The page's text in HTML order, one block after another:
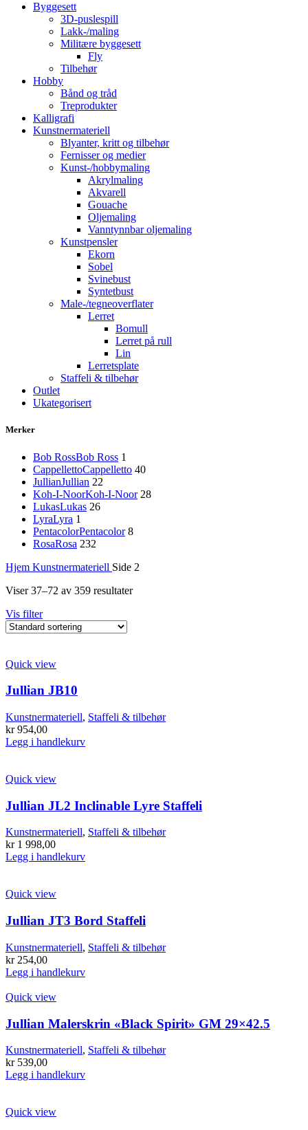
Byggesett
3D-puslespill
Lakk-/maling
Militære byggesett
Fly
Tilbehør
Hobby
Bånd og tråd
Treprodukter
Kalligrafi
Kunstnermateriell
Blyanter, kritt og tilbehør
Fernisser og medier
Kunst-/hobbymaling
Akrylmaling
Akvarell
Gouache
Oljemaling
Vanntynnbar oljemaling
Kunstpensler
Ekorn
Sobel
Svinebust
Syntetbust
Male-/tegneoverflater
Lerret
Bomull
Lerret på rull
Lin
Lerretsplate
Staffeli & tilbehør
Outlet
Ukategorisert
Merker
Bob RossBob Ross 1
CappellettoCappelletto 40
JullianJullian 22
Koh-I-NoorKoh-I-Noor 28
LukasLukas 26
LyraLyra 1
PentacolorPentacolor 8
RosaRosa 232
Hjem Kunstnermateriell Side 2
Viser 37–72 av 359 resultater
Vis filter
Quick view
Jullian JB10
Kunstnermateriell, Staffeli & tilbehør
kr954,00
Legg i handlekurv
Quick view
Jullian JL2 Inclinable Lyre Staffeli
Kunstnermateriell, Staffeli & tilbehør
kr1 998,00
Legg i handlekurv
Quick view
Jullian JT3 Bord Staffeli
Kunstnermateriell, Staffeli & tilbehør
kr254,00
Legg i handlekurv
Quick view
Jullian Malerskrin «Black Spirit» GM 29×42.5
Kunstnermateriell, Staffeli & tilbehør
kr539,00
Legg i handlekurv
Quick view